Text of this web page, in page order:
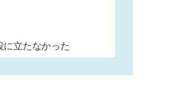
に立たなかった